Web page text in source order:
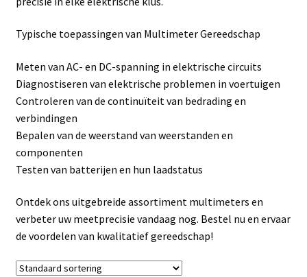
Klantenservice
Linkpartners
Privacybeleid
Typische toepassingen van Multimeter Gereedschap
Meten van AC- en DC-spanning in elektrische circuits
Diagnostiseren van elektrische problemen in voertuigen
Controleren van de continuïteit van bedrading en
verbindingen
Bepalen van de weerstand van weerstanden en
componenten
Testen van batterijen en hun laadstatus
Ontdek ons uitgebreide assortiment multimeters en
verbeter uw meetprecisie vandaag nog. Bestel nu en ervaar
de voordelen van kwalitatief gereedschap!